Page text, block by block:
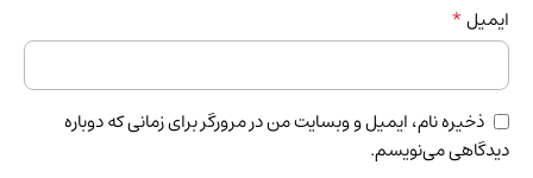
ایمیل*
ذخیره نام، ایمیل و وبسایت من در مرورگر برای زمانی که دوباره
دیدگاهی می‌نویسم.